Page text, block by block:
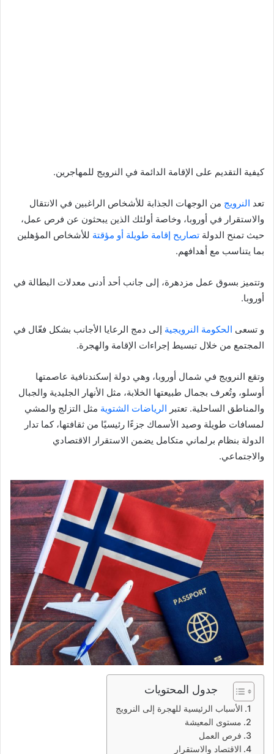
كيفية التقديم على الإقامة الدائمة في النرويج للمهاجرين.
تعد النرويج من الوجهات الجذابة للأشخاص الراغبين في الانتقال
والاستقرار في أوروبا، وخاصة أولئك الذين يبحثون عن فرص عمل،
حيث تمنح الدولة تصاريح إقامة طويلة أو مؤقتة للأشخاص المؤهلين
بما يتناسب مع أهدافهم.
وتتميز بسوق عمل مزدهرة، إلى جانب أحد أدنى معدلات البطالة في
أوروبا.
و تسعى الحكومة النرويجية إلى دمج الرعايا الأجانب بشكل فعّال في
المجتمع من خلال تبسيط إجراءات الإقامة والهجرة.
وتقع النرويج في شمال أوروبا، وهي دولة إسكندنافية عاصمتها
أوسلو، وتُعرف بجمال طبيعتها الخلابة، مثل الأنهار الجليدية والجبال
والمناطق الساحلية. تعتبر الرياضات الشتوية مثل التزلج والمشي
لمسافات طويلة وصيد الأسماك جزءًا رئيسيًا من ثقافتها، كما تدار
الدولة بنظام برلماني متكامل يضمن الاستقرار الاقتصادي
والاجتماعي.
جدول المحتويات
الأسباب الرئيسية للهجرة إلى النرويج
مستوى المعيشة
فرص العمل
الاقتصاد والاستقرار